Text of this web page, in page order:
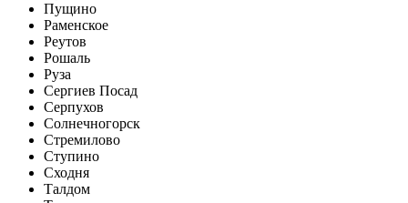
Пущино
Раменское
Реутов
Рошаль
Руза
Сергиев Посад
Серпухов
Солнечногорск
Стремилово
Ступино
Сходня
Талдом